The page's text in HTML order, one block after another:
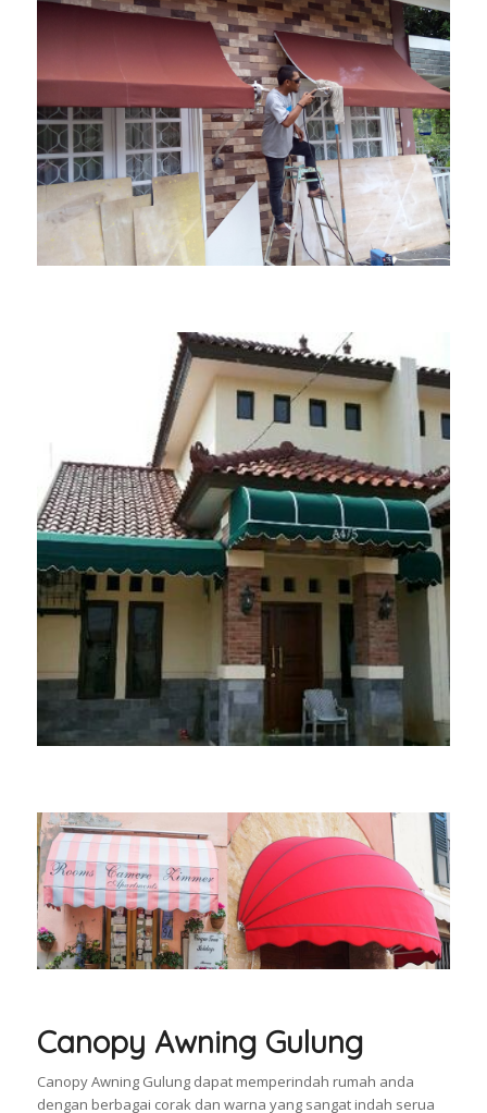
Canopy Awning Gulung
Canopy Awning Gulung dapat memperindah rumah anda
dengan berbagai corak dan warna yang sangat indah serua